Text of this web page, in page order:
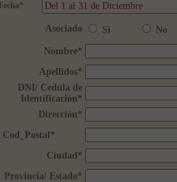
Fecha*
Asociado Si No
Nombre*
Apellidos*
DNI/ Cedula de
Identificación*
Dirección*
Cod_Postal *
Ciudad *
Provincia/ Estado*